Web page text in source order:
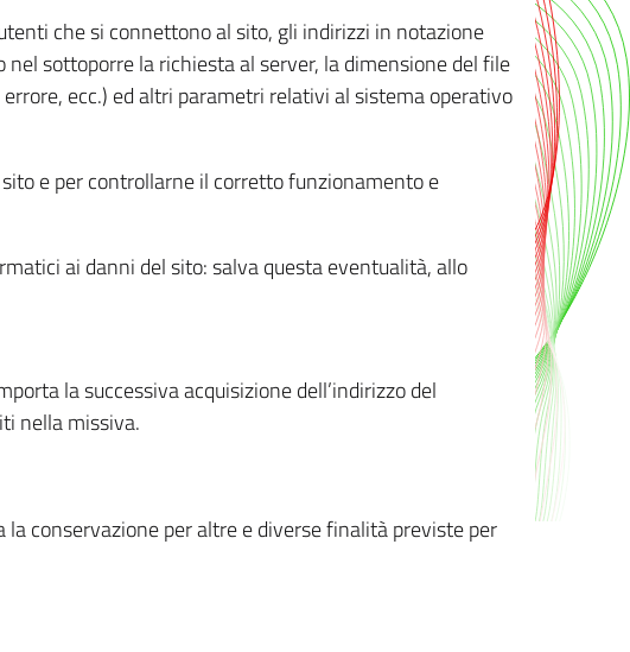
che si connettono al sito, gli indirizzi in notazione
sottoporre la richiesta al server, la dimensione del file
ecc.) ed altri parametri relativi al sistema operativo
e per controllarne il corretto funzionamento e
ai danni del sito: salva questa eventualità, allo
la successiva acquisizione dell’indirizzo del
nella missiva.
conservazione per altre e diverse finalità previste per